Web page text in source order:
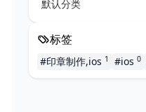
默认分类
标签
#印章制作,ios 1 #ios 0